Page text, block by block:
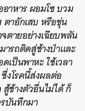
อาหารผอมโซบวม
ตาอักเสบ หรือขุ่น
ตายอย่างเฉียบพลัน
ารถติดสู่ช้างป่าและ
เป็นพาหะใช้เวลา
ซึ่งโรคนี้ส่งผลต่อ
สู้ช้างตัวอื่นไม่ได้ก็
บันทึกมา